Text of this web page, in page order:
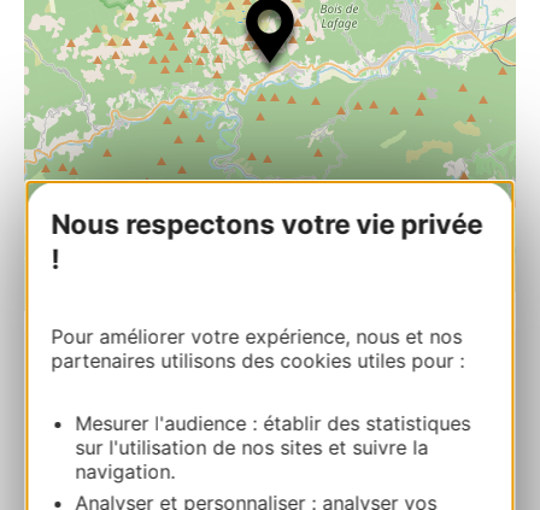
Nous respectons votre vie privée
!
Pour améliorer votre expérience, nous et nos
partenaires utilisons des cookies utiles pour :
Mesurer l'audience : établir des statistiques
sur l'utilisation de nos sites et suivre la
navigation.
Analyser et personnaliser : analyser vos
SUR-ORB
Route & access